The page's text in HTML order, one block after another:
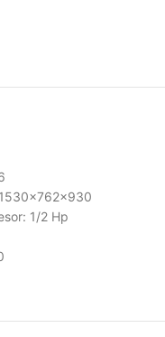
1/2 Hp